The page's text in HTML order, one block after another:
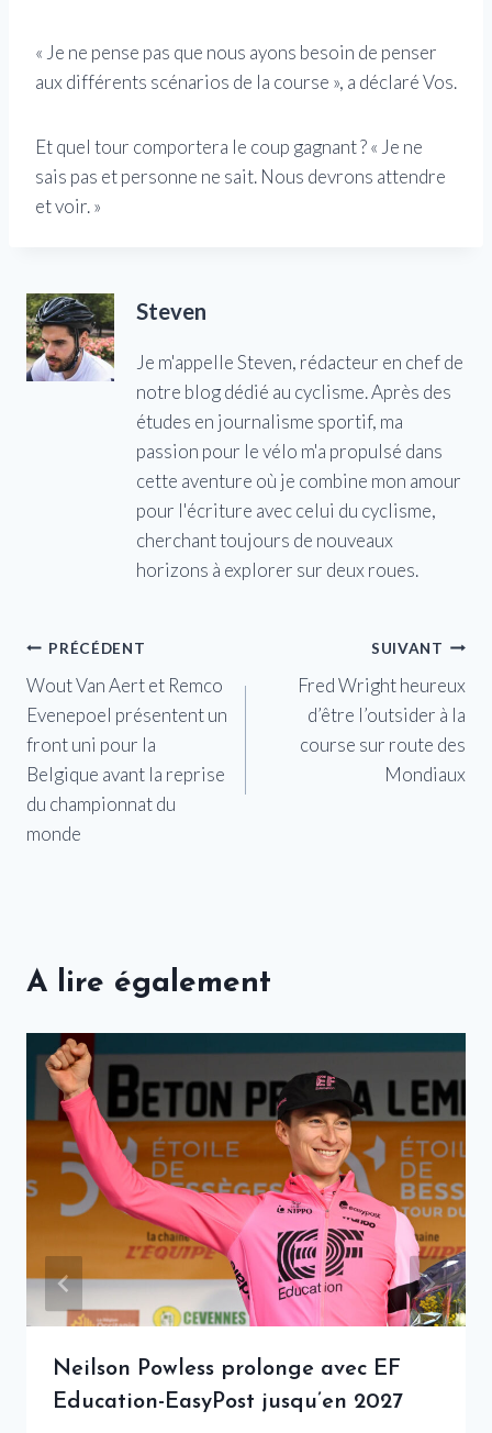
« Je ne pense pas que nous ayons besoin de penser
aux différents scénarios de la course », a déclaré Vos.
Et quel tour comportera le coup gagnant ? « Je ne
sais pas et personne ne sait. Nous devrons attendre
et voir. »
Steven
Je m'appelle Steven, rédacteur en chef de
notre blog dédié au cyclisme. Après des
études en journalisme sportif, ma
passion pour le vélo m'a propulsé dans
cette aventure où je combine mon amour
pour l'écriture avec celui du cyclisme,
cherchant toujours de nouveaux
horizons à explorer sur deux roues.
Navigation
de
l’article
PRÉCÉDENT
Wout Van Aert et Remco
Evenepoel présentent un
front uni pour la
Belgique avant la reprise
du championnat du
monde
SUIVANT
Fred Wright heureux
d’être l’outsider à la
course sur route des
Mondiaux
A lire également
Neilson Powless prolonge avec EF
Education-EasyPost jusqu’en 2027